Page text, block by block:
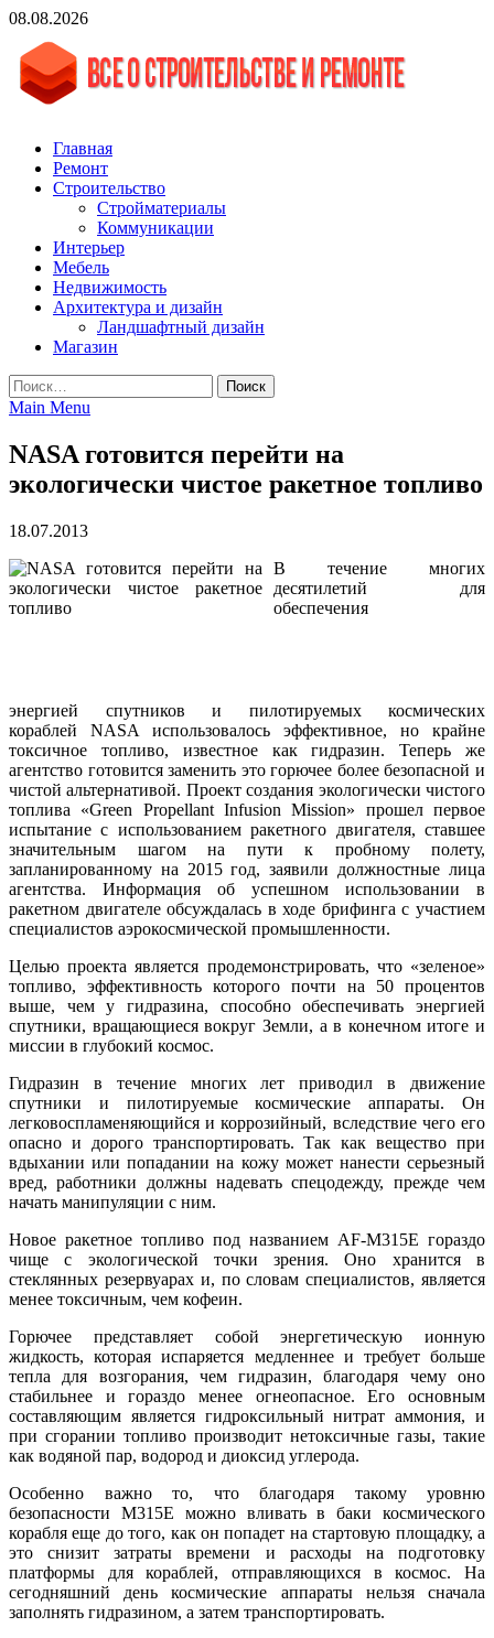
Skip
content
08.08.2026
vgasa.ru
Строительный журнал. Всё о строительстве и ремонтах
Главная
Ремонт
Строительство
Стройматериалы
Коммуникации
Интерьер
Мебель
Недвижимость
Архитектура и дизайн
Ландшафтный дизайн
Магазин
Найти:
Main Menu
NASA готовится перейти на
экологически чистое ракетное топливо
18.07.2013
В течение многих
десятилетий для
обеспечения
энергией спутников и пилотируемых космических
кораблей NASA использовалось эффективное, но крайне
токсичное топливо, известное как гидразин. Теперь же
агентство готовится заменить это горючее более безопасной и
чистой альтернативой. Проект создания экологически чистого
топлива «Green Propellant Infusion Mission» прошел первое
испытание с использованием ракетного двигателя, ставшее
значительным шагом на пути к пробному полету,
запланированному на 2015 год, заявили должностные лица
агентства. Информация об успешном использовании в
ракетном двигателе обсуждалась в ходе брифинга с участием
специалистов аэрокосмической промышленности.
Целью проекта является продемонстрировать, что «зеленое»
топливо, эффективность которого почти на 50 процентов
выше, чем у гидразина, способно обеспечивать энергией
спутники, вращающиеся вокруг Земли, а в конечном итоге и
миссии в глубокий космос.
Гидразин в течение многих лет приводил в движение
спутники и пилотируемые космические аппараты. Он
легковоспламеняющийся и коррозийный, вследствие чего его
опасно и дорого транспортировать. Так как вещество при
вдыхании или попадании на кожу может нанести серьезный
вред, работники должны надевать спецодежду, прежде чем
начать манипуляции с ним.
Новое ракетное топливо под названием AF-M315E гораздо
чище с экологической точки зрения. Оно хранится в
стеклянных резервуарах и, по словам специалистов, является
менее токсичным, чем кофеин.
Горючее представляет собой энергетическую ионную
жидкость, которая испаряется медленнее и требует больше
тепла для возгорания, чем гидразин, благодаря чему оно
стабильнее и гораздо менее огнеопасное. Его основным
составляющим является гидроксильный нитрат аммония, и
при сгорании топливо производит нетоксичные газы, такие
как водяной пар, водород и диоксид углерода.
Особенно важно то, что благодаря такому уровню
безопасности M315E можно вливать в баки космического
корабля еще до того, как он попадет на стартовую площадку, а
это снизит затраты времени и расходы на подготовку
платформы для кораблей, отправляющихся в космос. На
сегодняшний день космические аппараты нельзя сначала
заполнять гидразином, а затем транспортировать.